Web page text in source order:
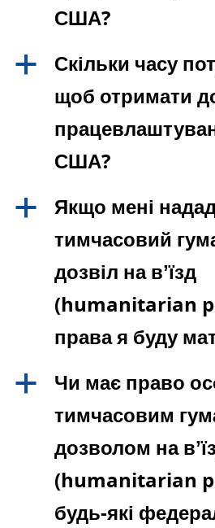
США?
a
Скільки часу
щоб отримати
США?
a
Якщо мені
тимчасовий
дозвіл на вʼїзд
(humanitarian
права я буду
a
Чи має право
тимчасовим
дозволом на
(humanitarian
будь-які